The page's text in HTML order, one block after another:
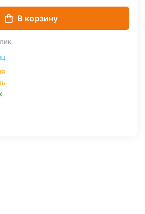
В корзину